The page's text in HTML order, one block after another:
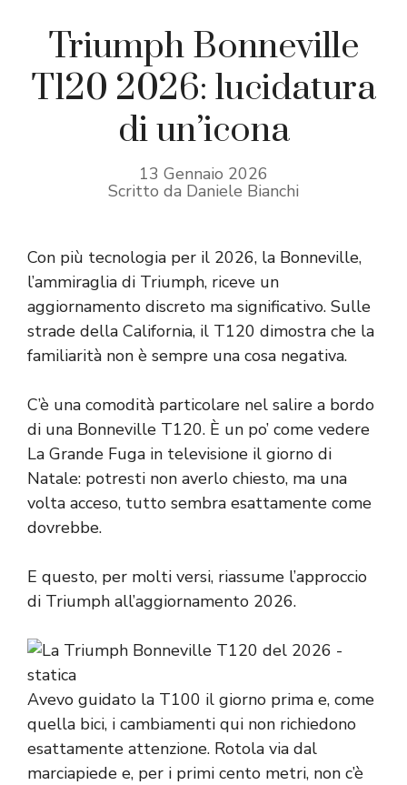
Triumph Bonneville
T120 2026: lucidatura
di un’icona
13 Gennaio 2026
Scritto da Daniele Bianchi
Con più tecnologia per il 2026, la Bonneville,
l’ammiraglia di Triumph, riceve un
aggiornamento discreto ma significativo. Sulle
strade della California, il T120 dimostra che la
familiarità non è sempre una cosa negativa.
C’è una comodità particolare nel salire a bordo
di una Bonneville T120. È un po’ come vedere
La Grande Fuga in televisione il giorno di
Natale: potresti non averlo chiesto, ma una
volta acceso, tutto sembra esattamente come
dovrebbe.
E questo, per molti versi, riassume l’approccio
di Triumph all’aggiornamento 2026.
Avevo guidato la T100 il giorno prima e, come
quella bici, i cambiamenti qui non richiedono
esattamente attenzione. Rotola via dal
marciapiede e, per i primi cento metri, non c’è